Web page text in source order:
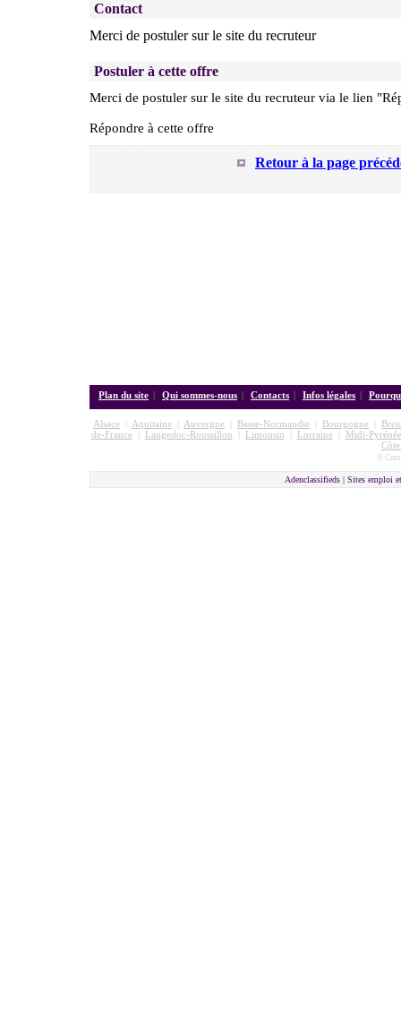
Contact
Merci de postuler sur le site du recruteur
Postuler à cette offre
Merci de postuler sur le site du recruteur via le lien
Répondre à cette offre
Retour à la page
Plan du site | Qui sommes-nous | Contacts | Infos légales |
Alsace Aquitaine Auvergne Basse-Normandie Bourgogne
de-France| Langedoc-Roussillon Limousin Lorraine|
Midi-
©
Adenclassifieds | Sites emploi